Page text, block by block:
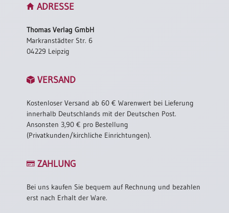
ADRESSE
Thomas Verlag GmbH
Markranstädter Str. 6
04229 Leipzig
VERSAND
Kostenloser Versand ab 60 € Warenwert bei Lieferung
innerhalb Deutschlands mit der Deutschen Post.
Ansonsten 3,90 € pro Bestellung
(Privatkunden/kirchliche Einrichtungen).
ZAHLUNG
Bei uns kaufen Sie bequem auf Rechnung und bezahlen
erst nach Erhalt der Ware.